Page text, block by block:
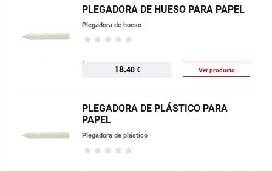
PLEGADORA DE HUESO PARA PAPEL
Plegadora de hueso
18.40 € Ver producto
PLEGADORA DE PLÁSTICO PARA
PAPEL
Plegadora de plástico